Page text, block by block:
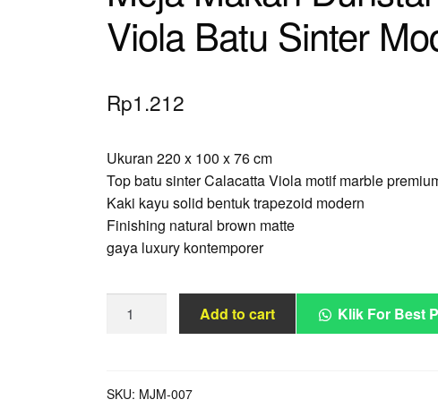
Viola Batu Sinter
Rp1.212
Ukuran 220 x 100 x 76 cm
Top batu sinter Calacatta Viola motif marble
Kaki kayu solid bentuk trapezoid modern
Finishing natural brown matte
gaya luxury kontemporer
Makan
Viola
Add to cart Klik For Best
SKU: MJM-007